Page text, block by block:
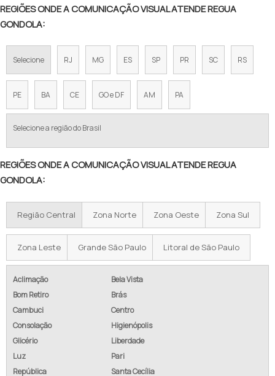
REGIÕES ONDE A COMUNICAÇÃO VISUAL ATENDE REGUA
GONDOLA:
Selecione RJ MG ES SP PR SC RS
PE BA CE GO e DF AM PA
Selecione a região do Brasil
REGIÕES ONDE A COMUNICAÇÃO VISUAL ATENDE REGUA
GONDOLA:
Região Central Zona Norte Zona Oeste Zona Sul
Zona Leste Grande São Paulo Litoral de São Paulo
Aclimação
Bela Vista
Bom Retiro
Brás
Cambuci
Centro
Consolação
Higienópolis
Glicério
Liberdade
Luz
Pari
República
Santa Cecília